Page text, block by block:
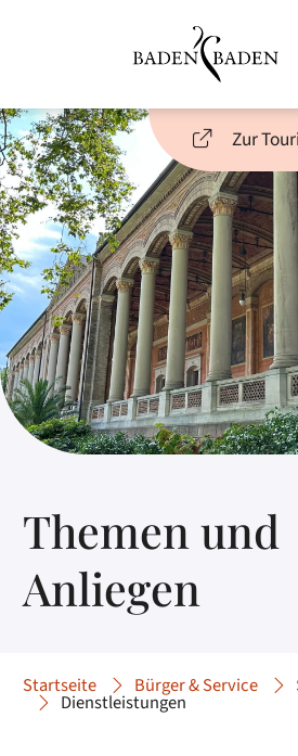
Zur
Themen und
Anliegen
Startseite Bürger & Service
Dienstleistungen